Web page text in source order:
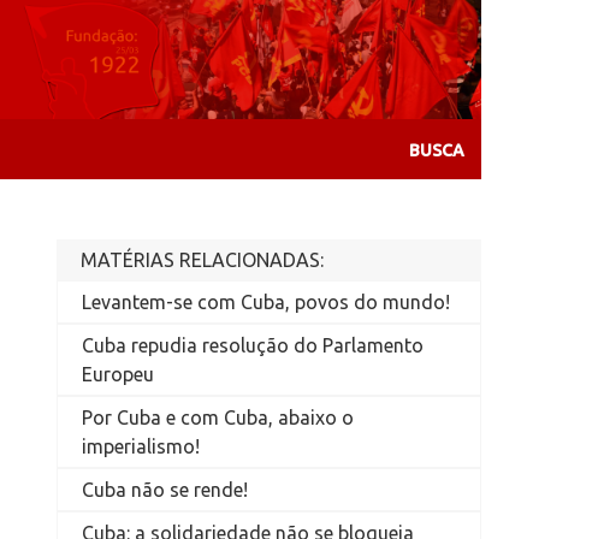
MATÉRIAS RELACIONADAS:
Levantem-se com Cuba, povos do mundo!
Cuba repudia resolução do Parlamento
Europeu
Por Cuba e com Cuba, abaixo o
imperialismo!
Cuba não se rende!
Cuba: a solidariedade não se bloqueia